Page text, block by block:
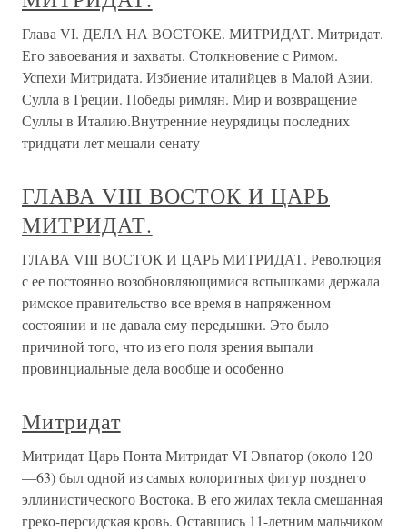
Глава VI. ДЕЛА НА ВОСТОКЕ. МИТРИДАТ. Митридат.
Его завоевания и захваты. Столкновение с Римом.
Успехи Митридата. Избиение италийцев в Малой Азии.
Сулла в Греции. Победы римлян. Мир и возвращение
Суллы в Италию.Внутренние неурядицы последних
тридцати лет мешали сенату
ГЛАВА VIII ВОСТОК И ЦАРЬ
МИТРИДАТ.
ГЛАВА VIII ВОСТОК И ЦАРЬ МИТРИДАТ. Революция
с ее постоянно возобновляющимися вспышками держала
римское правительство все время в напряженном
состоянии и не давала ему передышки. Это было
причиной того, что из его поля зрения выпали
провинциальные дела вообще и особенно
Митридат
Митридат Царь Понта Митридат VI Эвпатор (около 120
—63) был одной из са­мых колоритных фигур позднего
эллинистического Востока. В его жилах текла смешанная
греко-персидская кровь. Оставшись 11-летним мальчи­ком